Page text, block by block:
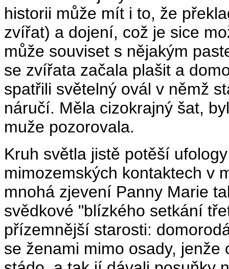
historii může mít i to, že
zvířat) a dojení, což je sice
může souviset s nějakým
se zvířata začala plašit a
spatřili světelný ovál v němž
náručí. Měla cizokrajný šat,
muže pozorovala.
Kruh světla jistě potěší
mimozemských kontaktech v
mnohá zjevení Panny Marie
svědkové "blízkého setkání
přízemnější starosti:
se ženami mimo osady,